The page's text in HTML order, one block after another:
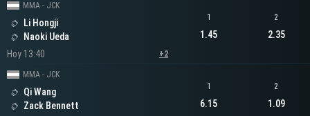
MMA - JCK
Li Hongji
Naoki Ueda
Hoy 13:40
+2
1
1.45
2
2.35
MMA - JCK
Qi Wang
Zack Bennett
1
6.15
2
1.09